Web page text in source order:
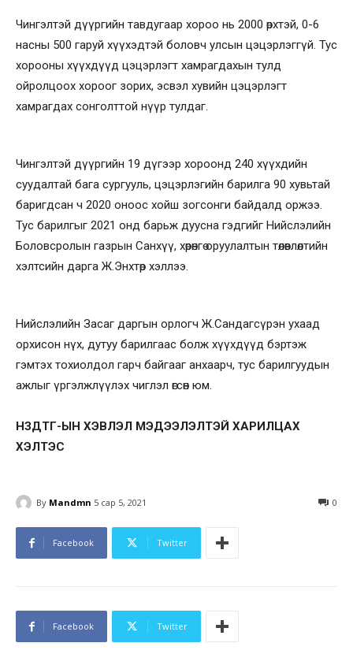
Чингэлтэй дүүргийн тавдугаар хороо нь 2000 өрхтэй, 0-6
насны 500 гаруй хүүхэдтэй боловч улсын цэцэрлэггүй. Тус
хорооны хүүхдүүд цэцэрлэгт хамрагдахын тулд
ойролцоох хороог зорих, эсвэл хувийн цэцэрлэгт
хамрагдах сонголттой нүүр тулдаг.
Чингэлтэй дүүргийн 19 дүгээр хороонд 240 хүүхдийн
суудалтай бага сургууль, цэцэрлэгийн барилга 90 хувьтай
баригдсан ч 2020 оноос хойш зогсонги байдалд оржээ.
Тус барилгыг 2021 онд барьж дуусна гэдгийг Нийслэлийн
Боловсролын газрын Санхүү, хөрөнгө оруулалтын төлөвлөлтийн
хэлтсийн дарга Ж.Энхтөр хэллээ.
Нийслэлийн Засаг даргын орлогч Ж.Сандагсүрэн ухаад
орхисон нүх, дутуу барилгаас болж хүүхдүүд бэртэж
гэмтэх тохиолдол гарч байгааг анхаарч, тус барилгуудын
ажлыг үргэлжлүүлэх чиглэл өгсөн юм.
НЗДТГ-ЫН ХЭВЛЭЛ МЭДЭЭЛЭЛТЭЙ ХАРИЛЦАХ
ХЭЛТЭС
By Mandmn 5 сар 5, 2021 0
Facebook Twitter
Facebook Twitter